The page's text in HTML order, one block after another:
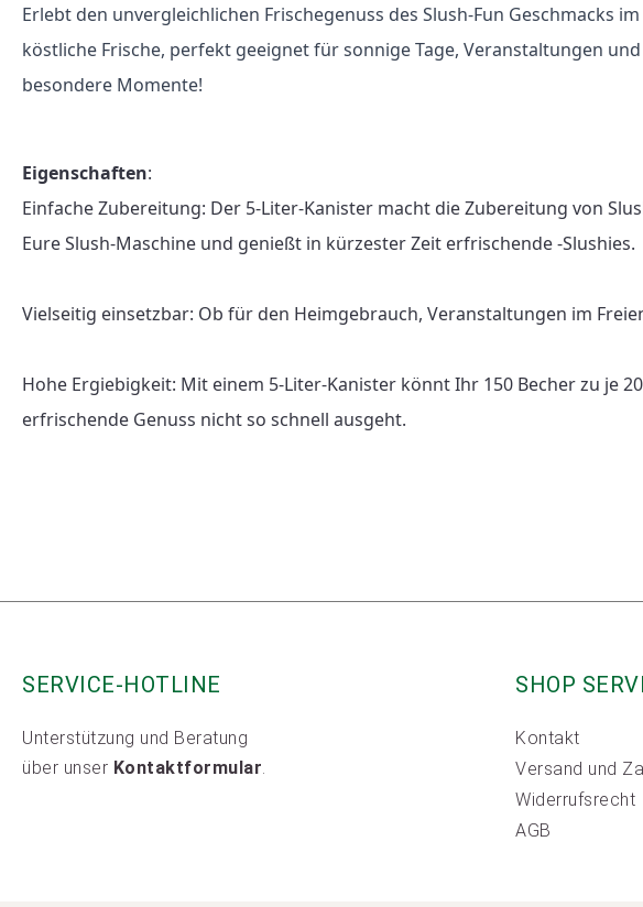
Erlebt den unvergleichlichen Frischegenuss des Slush-Fun Geschmacks
köstliche Frische, perfekt geeignet für sonnige Tage, Veranstaltungen
besondere Momente!
Eigenschaften:
Einfache Zubereitung: Der 5-Liter-Kanister macht die Zubereitung von
Eure Slush-Maschine und genießt in kürzester Zeit erfrischende -Slushies.
Vielseitig einsetzbar: Ob für den Heimgebrauch, Veranstaltungen im
Hohe Ergiebigkeit: Mit einem 5-Liter-Kanister könnt Ihr 150 Becher zu je
erfrischende Genuss nicht so schnell ausgeht.
SERVICE-HOTLINE
Unterstützung und Beratung
über unser Kontaktformular.
SHOP
Kontakt
Versand und
Widerrufsrecht
AGB